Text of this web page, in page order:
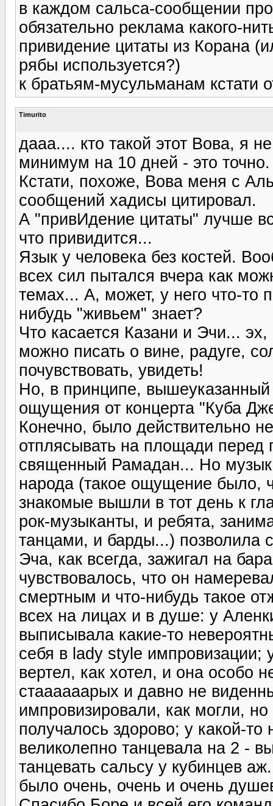
в каждом сальса-сообщении
обязательно реклама какого-
привидение цитаты из Корана
рябы используется?)
к братьям-мусульманам кстати
Timurito
дааа.... кто такой этот Вова, я
минимум на 10 дней - это точно.
Кстати, похоже, Вова меня с
сообщений хадисы цитировал.
А "привИдение цитаты" лучше
что привидится...
Язык у человека без костей.
всех сил пытался вчера как
темах... А, может, у него что-то
нибудь "живьем" знает?
Что касается Казани и Эчи...
можно писать о вине, радуге,
почувствовать, увидеть!
Но, в принципе,
ощущения от концерта "Куба
Конечно, было действительно
отплясывать на площади перед
священный Рамадан... Но
народа (такое ощущение было,
знакомые вышли в тот день к
рок-музыканты, и ребята,
танцами, и барды...) позволила
Эча, как всегда, зажигал на
чувствовалось, что он
смертным и что-нибудь такое
всех на лицах и в душе: у
выписывала какие-то
себя в lady style импровизации;
вертел, как хотел, и она особо
стаааааарых и давно не
импровизировали, как могли,
получалось здорово; у какой-
великолепно танцевала на 2 -
танцевать сальсу у кубинцев
было очень, очень и очень